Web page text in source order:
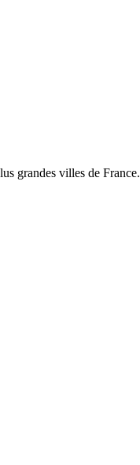
grandes villes de France.